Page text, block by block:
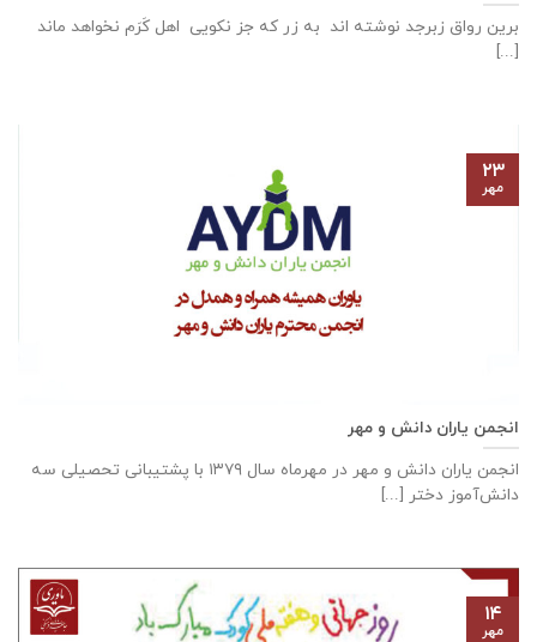
برین رواق زبرجد نوشته اند به زر که جز نکویی اهل کَرَم نخواهد ماند
[...]
انجمن یاران دانش و مهر
انجمن یاران دانش و مهر در مهرماه سال ۱۳۷۹ با پشتیبانی تحصیلی سه
دانش‌آموز دختر [...]
۲۳
مهر
۱۴
مهر